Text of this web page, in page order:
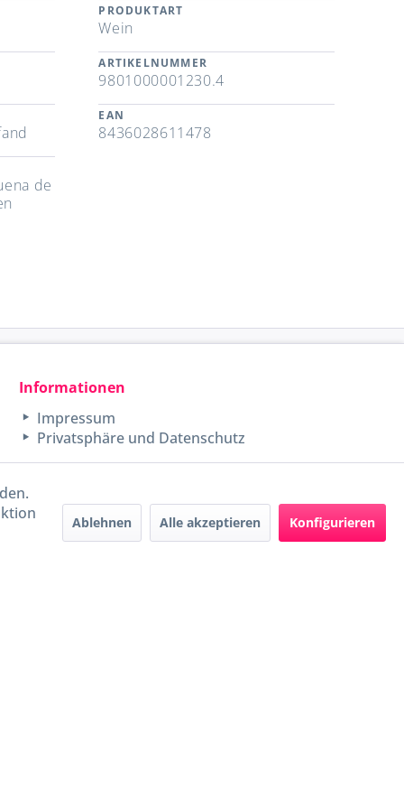
de
PRODUKTART
Wein
ARTIKELNUMMER
9801000001230.4
EAN
8436028611478
Informationen
Impressum
Privatsphäre und Datenschutz
Ablehnen Alle akzeptieren Konfigurieren